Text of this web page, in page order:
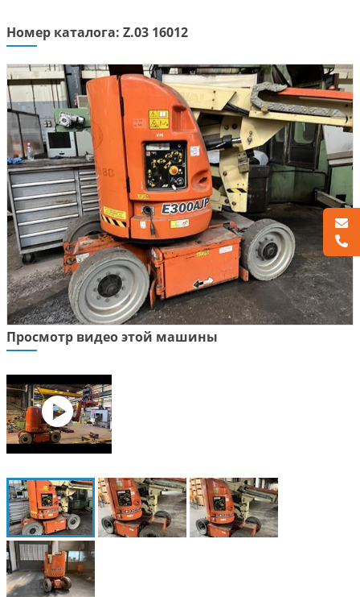
Номер каталога: Z.03 16012
Просмотр видео этой машины